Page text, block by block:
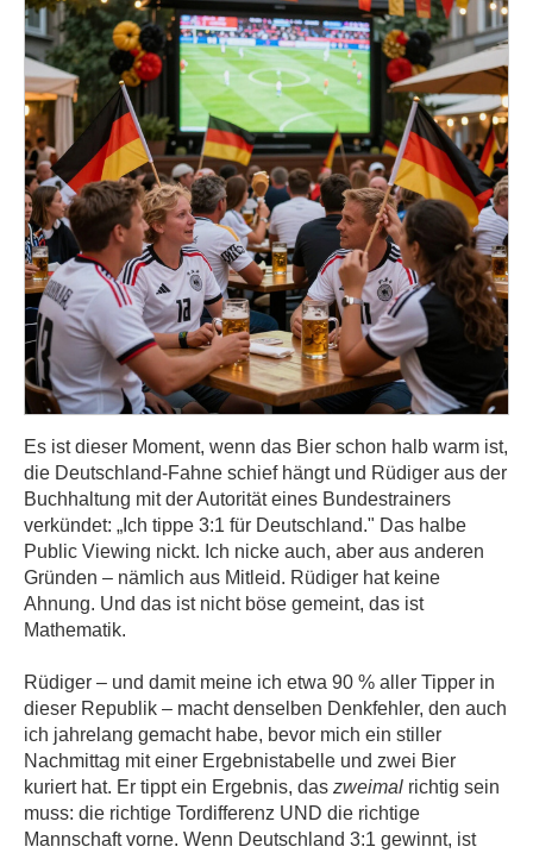
Es ist dieser Moment, wenn das Bier schon halb warm ist,
die Deutschland-Fahne schief hängt und Rüdiger aus der
Buchhaltung mit der Autorität eines Bundestrainers
verkündet: „Ich tippe 3:1 für Deutschland." Das halbe
Public Viewing nickt. Ich nicke auch, aber aus anderen
Gründen – nämlich aus Mitleid. Rüdiger hat keine
Ahnung. Und das ist nicht böse gemeint, das ist
Mathematik.
Rüdiger – und damit meine ich etwa 90 % aller Tipper in
dieser Republik – macht denselben Denkfehler, den auch
ich jahrelang gemacht habe, bevor mich ein stiller
Nachmittag mit einer Ergebnistabelle und zwei Bier
kuriert hat. Er tippt ein Ergebnis, das zweimal richtig sein
muss: die richtige Tordifferenz UND die richtige
Mannschaft vorne. Wenn Deutschland 3:1 gewinnt, ist